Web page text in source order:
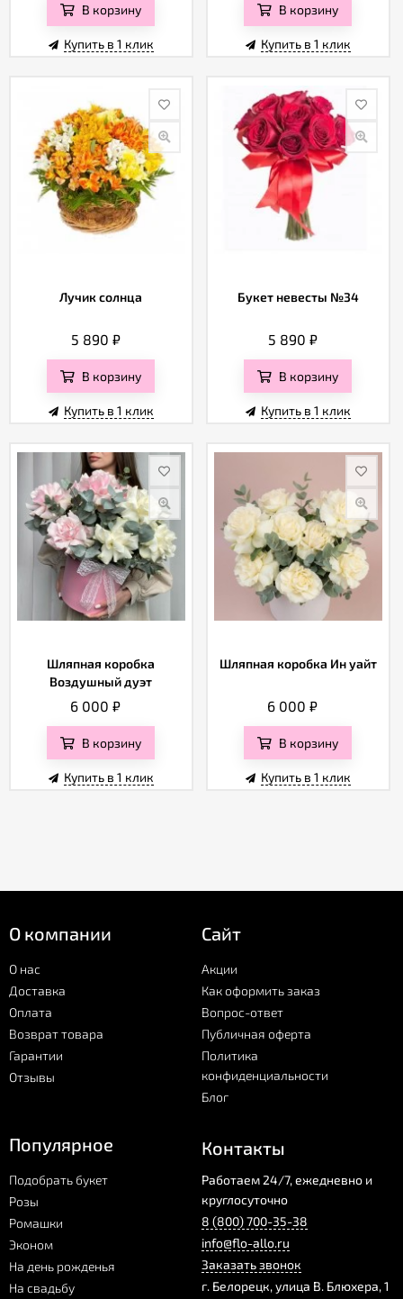
В корзину
Купить в 1 клик
В корзину
Купить в 1 клик
Лучик солнца
5 890 ₽
В корзину
Купить в 1 клик
Букет невесты №34
5 890 ₽
В корзину
Купить в 1 клик
Шляпная коробка
Воздушный дуэт
6 000₽
В корзину
Купить в 1 клик
Шляпная коробка Ин уайт
6 000₽
В корзину
Купить в 1 клик
О компании
О нас
Доставка
Оплата
Возврат товара
Гарантии
Отзывы
Сайт
Акции
Как оформить заказ
Вопрос-ответ
Публичная оферта
Политика
конфиденциальности
Блог
Популярное
Подобрать букет
Розы
Ромашки
Эконом
На день рожденья
На свадьбу
Контакты
Работаем 24/7, ежедневно и
круглосуточно
8 (800) 700-35-38
info@flo-allo.ru
Заказать звонок
г. Белорецк,улица В. Блюхера, 1